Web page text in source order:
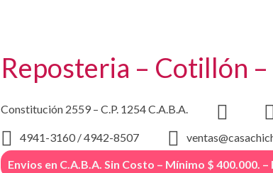
Reposteria – Cotillón
Constitución 2559 – C.P. 1254 C.A.B.A.
4941-3160 / 4942-8507
Envios en C.A.B.A. Sin Costo – Mínimo $ 400.000. –